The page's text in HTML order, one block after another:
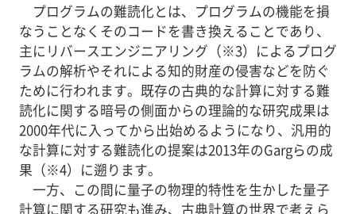
プログラムの難読化とは、プログラムの機能を損
なうことなくそのコードを書き換えることであり、
主にリバースエンジニアリング（※3）によるプログ
ラムの解析やそれによる知的財産の侵害などを防ぐ
ために行われます。既存の古典的な計算に対する難
読化に関する暗号の側面からの理論的な研究成果は
2000年代に入ってから出始めるようになり、汎用的
な計算に対する難読化の提案は2013年のGargらの成
果（※4）に遡ります。
一方、この間に量子の物理的特性を生かした量子
計算に関する研究も進み、古典計算の世界で考えら